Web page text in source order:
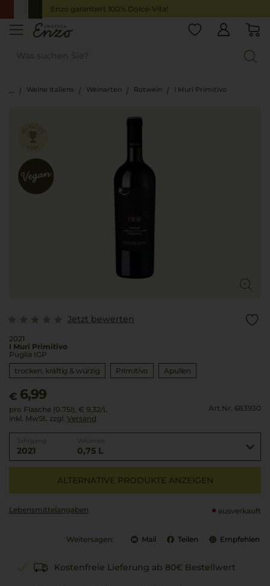
Enzo garantiert 100% Dolce-Vita!
Weine Italiens Weinarten Rotwein I Muri Primitivo
Jetzt bewerten
2021
I Muri Primitivo
Puglia IGP
trocken, kräftig & würzig
Primitivo Apulien
€ 6,99
pro Flasche (0.75l), € 9,32/L
inkl. MwSt. zzgl. Versand
Art.Nr. 683930
2021 0,75 L
ALTERNATIVE PRODUKTE ANZEIGEN
Lebensmittel­angaben ausverkauft
Weitersagen: Mail Teilen Empfehlen
Kostenfreie Lieferung ab 80€ Bestellwert